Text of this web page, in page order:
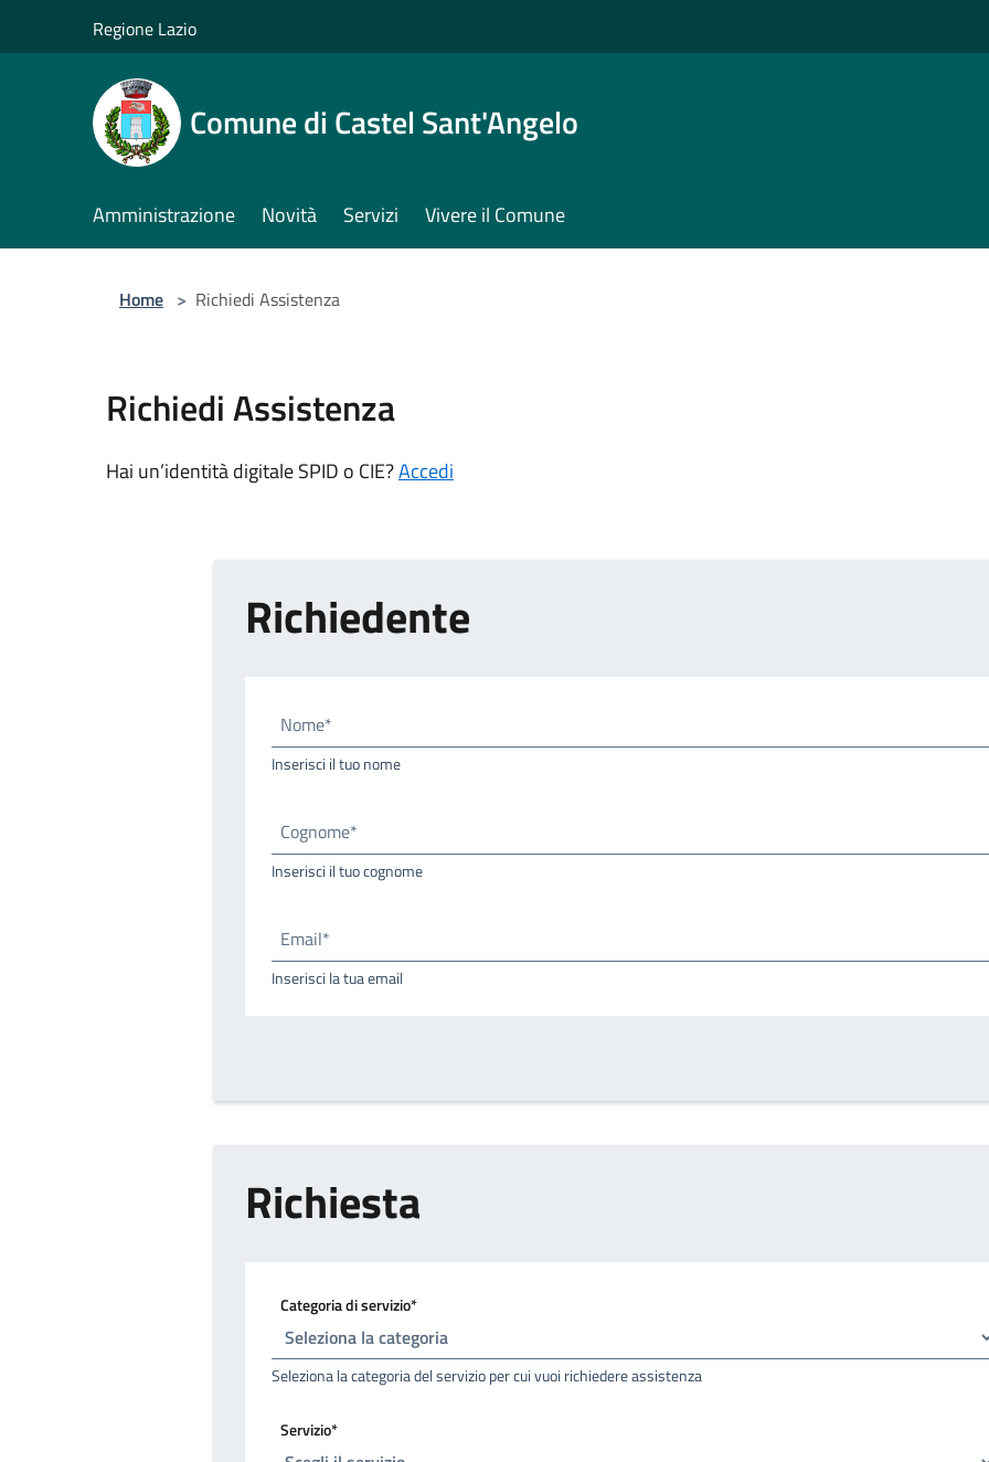
Regione Lazio
Comune di Castel Sant'Angelo
Amministrazione Novità Servizi Vivere il Comune
Home > Richiedi Assistenza
Richiedi Assistenza
Hai un’identità digitale SPID o CIE?Accedi
Richiedente
Nome*
Inserisci il tuo nome
Cognome*
Inserisci il tuo cognome
Email*
Inserisci la tua email
Richiesta
Categoria di servizio*
Seleziona la categoria del servizio per cui vuoi richiedere assistenza
Servizio*